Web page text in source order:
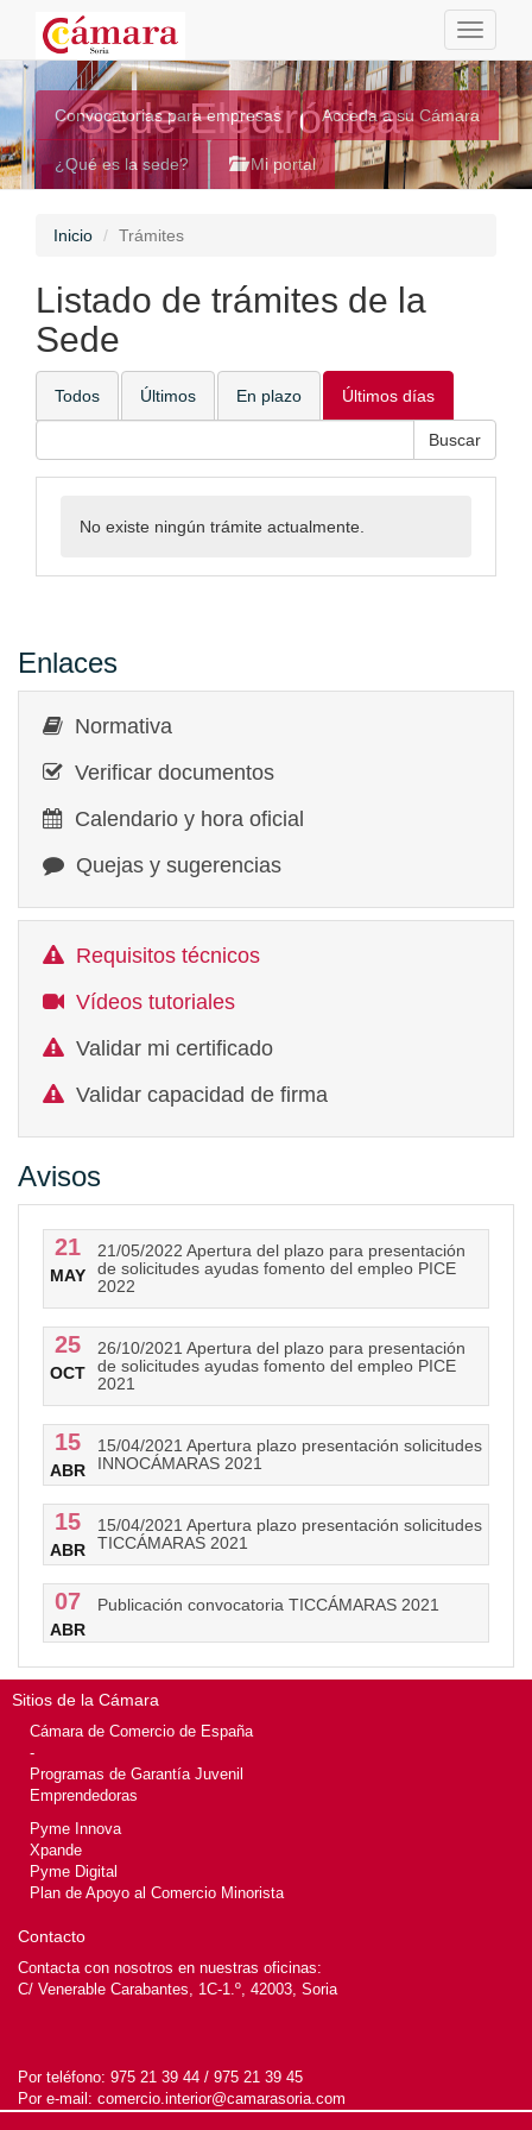
Toggle
Sede Electrónica
Convocatorias para empresas Acceda a su Cámara
¿Qué es la sede? Mi portal
Inicio Trámites
Listado de trámites de la
Sede
Todos Últimos En plazo Últimos días
No existe ningún trámite actualmente.
Enlaces
Normativa
Verificar documentos
Calendario y hora oficial
Quejas y sugerencias
Requisitos técnicos
Vídeos tutoriales
Validar mi certificado
Validar capacidad de firma
Avisos
21
MAY
21/05/2022 Apertura del plazo para presentación
de solicitudes ayudas fomento del empleo PICE
2022
25
OCT
26/10/2021 Apertura del plazo para presentación
de solicitudes ayudas fomento del empleo PICE
2021
15
ABR
15/04/2021 Apertura plazo presentación solicitudes
INNOCÁMARAS 2021
15
ABR
15/04/2021 Apertura plazo presentación solicitudes
TICCÁMARAS 2021
07
ABR
Publicación convocatoria TICCÁMARAS 2021
Sitios de la Cámara
Cámara de Comercio de España
-
Programas de Garantía Juvenil
Emprendedoras
Pyme Innova
Xpande
Pyme Digital
Plan de Apoyo al Comercio Minorista
Contacto
Contacta con nosotros en nuestras oficinas:
C/ Venerable Carabantes, 1C-1.º, 42003, Soria
Por teléfono: 975 21 39 44 / 975 21 39 45
Por e-mail: comercio.interior@camarasoria.com